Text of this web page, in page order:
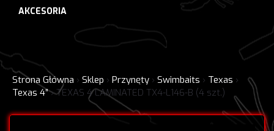
AKCESORIA
Strona Główna › Sklep › Przynęty › Swimbaits › Texas ›
Texas 4” ›TEXAS 4 LAMINATED TX4-L146-B (4 szt.)